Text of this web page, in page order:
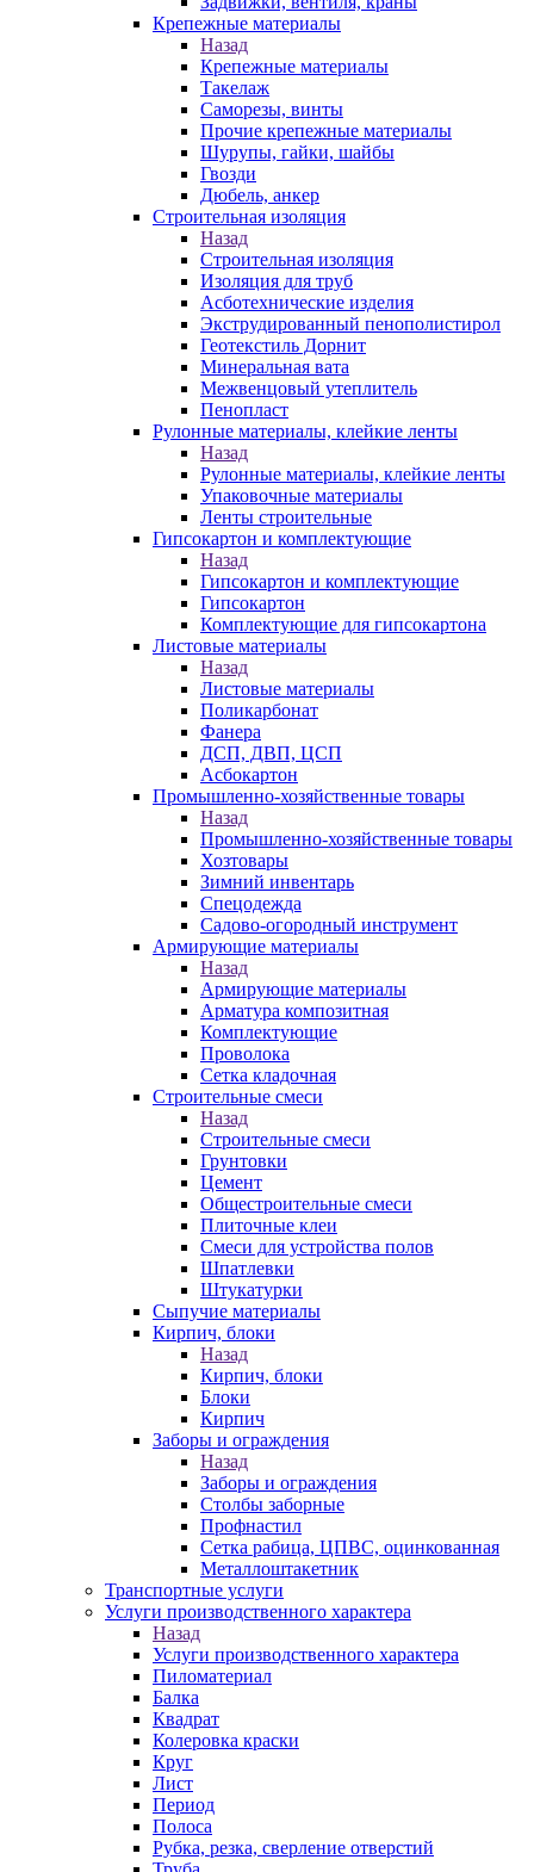
Крепежные материалы
Назад
Крепежные материалы
Такелаж
Саморезы, винты
Прочие крепежные материалы
Шурупы, гайки, шайбы
Гвозди
Дюбель, анкер
Строительная изоляция
Назад
Строительная изоляция
Изоляция для труб
Асботехнические изделия
Экструдированный пенополистирол
Геотекстиль Дорнит
Минеральная вата
Межвенцовый утеплитель
Пенопласт
Рулонные материалы, клейкие ленты
Назад
Рулонные материалы, клейкие ленты
Упаковочные материалы
Ленты строительные
Гипсокартон и комплектующие
Назад
Гипсокартон и комплектующие
Гипсокартон
Комплектующие для гипсокартона
Листовые материалы
Назад
Листовые материалы
Поликарбонат
Фанера
ДСП, ДВП, ЦСП
Асбокартон
Промышленно-хозяйственные товары
Назад
Промышленно-хозяйственные товары
Хозтовары
Зимний инвентарь
Спецодежда
Садово-огородный инструмент
Армирующие материалы
Назад
Армирующие материалы
Арматура композитная
Комплектующие
Проволока
Сетка кладочная
Строительные смеси
Назад
Строительные смеси
Грунтовки
Цемент
Общестроительные смеси
Плиточные клеи
Смеси для устройства полов
Шпатлевки
Штукатурки
Сыпучие материалы
Кирпич, блоки
Назад
Кирпич, блоки
Блоки
Кирпич
Заборы и ограждения
Назад
Заборы и ограждения
Столбы заборные
Профнастил
Сетка рабица, ЦПВС, оцинкованная
Металлоштакетник
Транспортные услуги
Услуги производственного характера
Назад
Услуги производственного характера
Пиломатериал
Балка
Квадрат
Колеровка краски
Круг
Лист
Период
Полоса
Рубка, резка, сверление отверстий